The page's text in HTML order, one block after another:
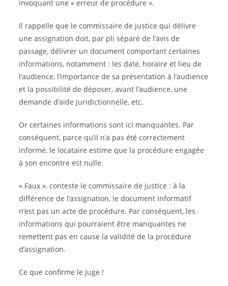
invoquant une « erreur de procédure ».
Il rappelle que le commissaire de justice qui délivre
une assignation doit, par pli séparé de l’avis de
passage, délivrer un document comportant certaines
informations, notamment : les date, horaire et lieu de
l’audience, l’importance de sa présentation à l’audience
et la possibilité de déposer, avant l’audience, une
demande d’aide juridictionnelle, etc.
Or certaines informations sont ici manquantes. Par
conséquent, parce qu’il n’a pas été correctement
informé, le locataire estime que la procédure engagée
à son encontre est nulle.
« Faux », conteste le commissaire de justice : à la
différence de l’assignation, le document informatif
n’est pas un acte de procédure. Par conséquent, les
informations qui pourraient être manquantes ne
remettent pas en cause la validité de la procédure
d’assignation.
Ce que confirme le juge !